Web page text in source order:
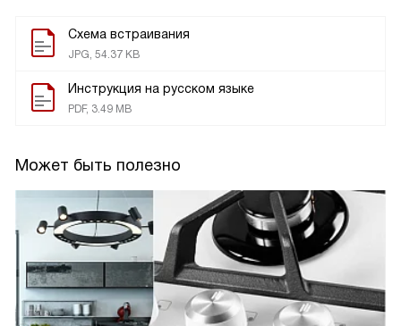
Схема встраивания
JPG, 54.37 KB
Инструкция на русском языке
PDF, 3.49 MB
Может быть полезно